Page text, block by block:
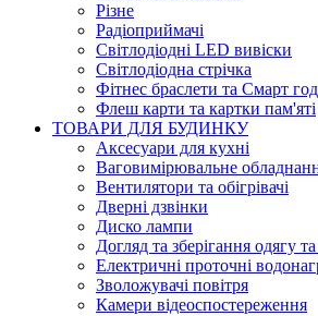
Різне
Радіоприймачі
Світлодіодні LED вивіски
Світлодіодна стрічка
Фітнес браслети та Смарт
Флеш карти та картки пам'яті
ТОВАРИ ДЛЯ БУДИНКУ
Аксесуари для кухні
Ваговимірювальне
Вентилятори та обігрівачі
Дверні дзвінки
Диско лампи
Догляд та зберігання одягу
Електричні проточні
Зволожувачі повітря
Камери відеоспостереження